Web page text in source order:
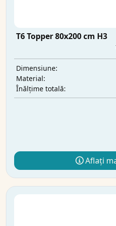
T6 Topper 80x200 cm H3
Dimensiune:
Material:
Înălțime totală:
Aflați